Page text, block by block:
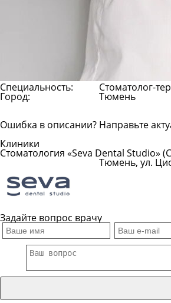
Специальность: Стоматолог-
Город: Тюмень
Ошибка в описании? Направьте
Клиники
Стоматология «Seva Dental Studio»
Тюмень, ул.
Задайте вопрос врачу